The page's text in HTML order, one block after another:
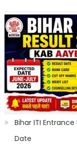
Bihar ITI
Date